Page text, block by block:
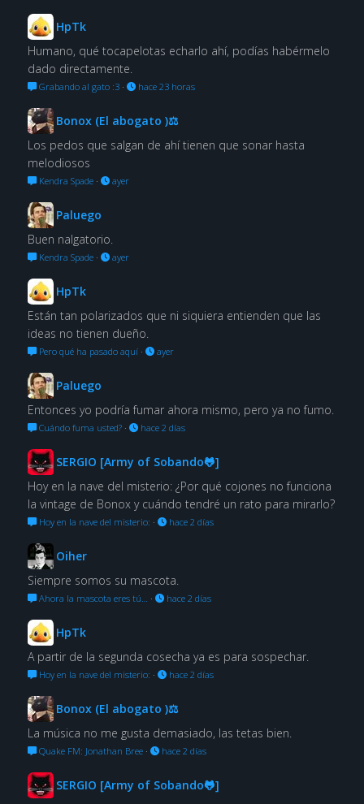
HpTk
Humano, qué tocapelotas echarlo ahí, podías habérmelo
dado directamente.
Grabando al gato :3· hace 23 horas
Bonox (El abogato )⚖
Los pedos que salgan de ahí tienen que sonar hasta
melodiosos
Kendra Spade· ayer
Paluego
Buen nalgatorio.
Kendra Spade· ayer
HpTk
Están tan polarizados que ni siquiera entienden que las
ideas no tienen dueño.
Pero qué ha pasado aquí· ayer
Paluego
Entonces yo podría fumar ahora mismo, pero ya no fumo.
Cuándo fuma usted?· hace 2 días
SERGIO [Army of Sobando🐸]
Hoy en la nave del misterio: ¿Por qué cojones no funciona
la vintage de Bonox y cuándo tendré un rato para mirarlo?
Hoy en la nave del misterio: · hace 2 días
Oiher
Siempre somos su mascota.
Ahora la mascota eres tú… · hace 2 días
HpTk
A partir de la segunda cosecha ya es para sospechar.
Hoy en la nave del misterio: · hace 2 días
Bonox (El abogato )⚖
La música no me gusta demasiado, las tetas bien.
Quake FM: Jonathan Bree· hace 2 días
SERGIO [Army of Sobando🐸]